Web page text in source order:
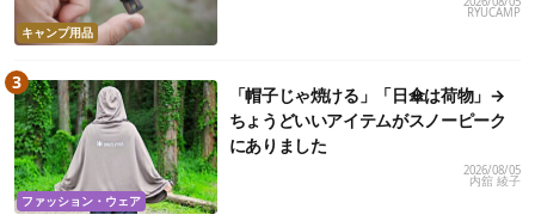
キャンプ用品
RYUCAMP
ファッション・ウェア
「帽子じゃ焼ける」「日傘は荷物」→
ちょうどいいアイテムがスノーピーク
にありました
2026/08/05
内舘 綾子